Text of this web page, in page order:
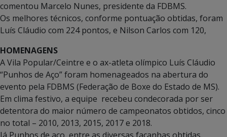
comentou Marcelo Nunes, presidente da FDBMS.
Os melhores técnicos, conforme pontuação obtidas, foram
Luís Cláudio com 224 pontos, e Nilson Carlos com 120,
HOMENAGENS
A Vila Popular/Ceintre e o ax-atleta olímpico Luís Cláudio
“Punhos de Aço” foram homenageados na abertura do
evento pela FDBMS (Federação de Boxe do Estado de MS).
Em clima festivo, a equipe recebeu condecorada por ser
detentora do maior número de campeonatos obtidos, cinco
no total – 2010, 2013, 2015, 2017 e 2018.